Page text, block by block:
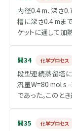
れか。 なお、ポリ
晶中ではすべてト
ーシュ（G
G）、ゴー
存在すると仮定せ
よ。 Boltzmannの
log5=1.61、
内径0.4 m、深さ
槽に深さ0.4 mま
ケットに通して加
いている。 溶液
500 Wm -2 K -1 で
の値に最も近いか
問34 化学プロセス
段型連続蒸留塔
流量W=80 mol s
であった。このと
切なものはどれか
問35 化学プロセス